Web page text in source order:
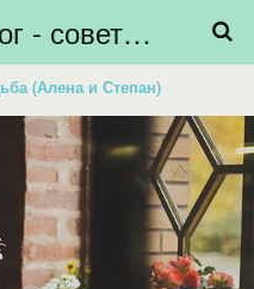
Свадебный блог - советы невестам, подготовка к свадьбе - HiBride
(Алена и Степан)